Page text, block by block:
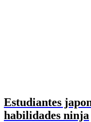
Estudiantes
habilidades ninja